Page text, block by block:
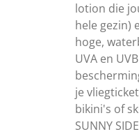
lotion die
hele gezin)
hoge,
UVA en
je
bikini's of
SUNNY